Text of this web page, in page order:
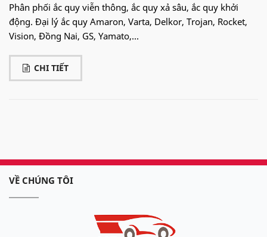
Phân phối ắc quy viễn thông, ắc quy xả sâu, ắc quy khởi
động. Đại lý ắc quy Amaron, Varta, Delkor, Trojan, Rocket,
Vision, Đồng Nai, GS, Yamato,...
CHI TIẾT
VỀ CHÚNG TÔI